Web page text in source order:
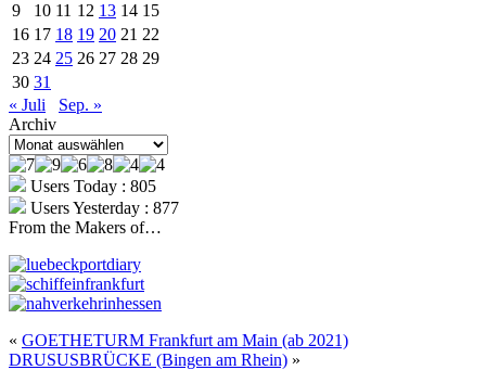
9
10 11 12 13 14 15
16 17 18 19 20 21 22
23 24 25 26 27 28 29
30 31
« Juli
Sep. »
Archiv
Archiv
Users Today : 805
Users Yesterday : 877
From the Makers of…
« GOETHETURM Frankfurt am Main (ab 2021)
DRUSUSBRÜCKE (Bingen am Rhein) »